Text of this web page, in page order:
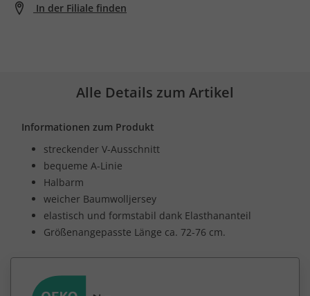
In der Filiale finden
Alle Details zum Artikel
Informationen zum Produkt
streckender V-Ausschnitt
bequeme A-Linie
Halbarm
weicher Baumwolljersey
elastisch und formstabil dank Elasthananteil
Größenangepasste Länge ca. 72-76 cm.